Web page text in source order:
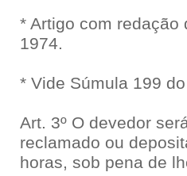
* Artigo com redação
1974.
* Vide Súmula 199
Art. 3º O devedor
reclamado ou
horas, sob pena de